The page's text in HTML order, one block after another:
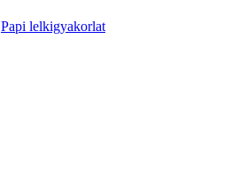
Papi lelkigyakorlat